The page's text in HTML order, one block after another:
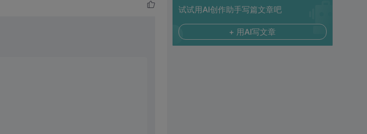
试试用AI创作助手写篇文章吧
+ 用AI写文章